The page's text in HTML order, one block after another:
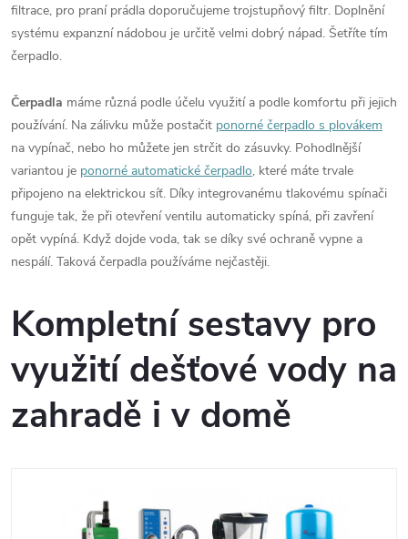
filtrace, pro praní prádla doporučujeme trojstupňový filtr. Doplnění
systému expanzní nádobou je určitě velmi dobrý nápad. Šetříte tím
čerpadlo.
Čerpadla máme různá podle účelu využití a podle komfortu při jejich
používání. Na zálivku může postačit ponorné čerpadlo s plovákem
na vypínač, nebo ho můžete jen strčit do zásuvky. Pohodlnější
variantou je ponorné automatické čerpadlo, které máte trvale
připojeno na elektrickou síť. Díky integrovanému tlakovému spínači
funguje tak, že při otevření ventilu automaticky spíná, při zavření
opět vypíná. Když dojde voda, tak se díky své ochraně vypne a
nespálí. Taková čerpadla používáme nejčastěji.
Kompletní sestavy pro
využití dešťové vody na
zahradě i v domě